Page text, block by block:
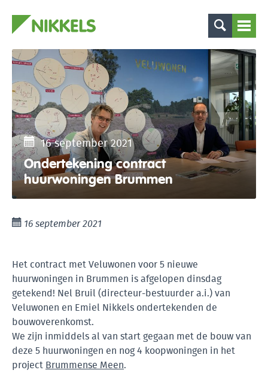
16 september 2021
Ondertekening contract
huurwoningen Brummen
16 september 2021
Het contract met Veluwonen voor 5 nieuwe
huurwoningen in Brummen is afgelopen dinsdag
getekend! Nel Bruil (directeur-bestuurder a.i.) van
Veluwonen en Emiel Nikkels ondertekenden de
bouwoverenkomst.
We zijn inmiddels al van start gegaan met de bouw van
deze 5 huurwoningen en nog 4 koopwoningen in het
project Brummense Meen.